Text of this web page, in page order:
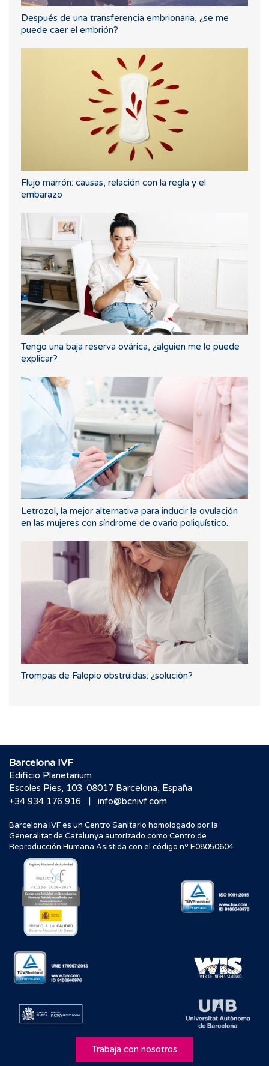
Después de una transferencia embrionaria, ¿se me
puede caer el embrión?
Flujo marrón: causas, relación con la regla y el
embarazo
Tengo una baja reserva ovárica, ¿alguien me lo puede
explicar?
Letrozol, la mejor alternativa para inducir la ovulación
en las mujeres con síndrome de ovario poliquístico.
Trompas de Falopio obstruidas: ¿solución?
Barcelona IVF
Edificio Planetarium
Escoles Pies, 103. 08017 Barcelona, España
+34 934 176 916
| info@bcnivf.com
Barcelona IVF es un Centro Sanitario homologado por la
Generalitat de Catalunya autorizado como Centro de
Reproducción Humana Asistida con el código nº E08050604
Trabaja con nosotros